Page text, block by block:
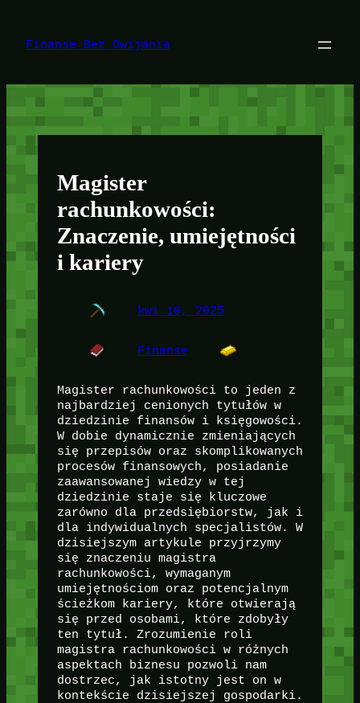
treści
Finanse Bez Owijania
Magister
rachunkowości:
Znaczenie, umiejętności
i kariery
kwi 10, 2025
Finanse
Magister rachunkowości to jeden z
najbardziej cenionych tytułów w
dziedzinie finansów i księgowości.
W dobie dynamicznie zmieniających
się przepisów oraz skomplikowanych
procesów finansowych, posiadanie
zaawansowanej wiedzy w tej
dziedzinie staje się kluczowe
zarówno dla przedsiębiorstw, jak i
dla indywidualnych specjalistów. W
dzisiejszym artykule przyjrzymy
się znaczeniu magistra
rachunkowości, wymaganym
umiejętnościom oraz potencjalnym
ścieżkom kariery, które otwierają
się przed osobami, które zdobyły
ten tytuł. Zrozumienie roli
magistra rachunkowości w różnych
aspektach biznesu pozwoli nam
dostrzec, jak istotny jest on w
kontekście dzisiejszej gospodarki.